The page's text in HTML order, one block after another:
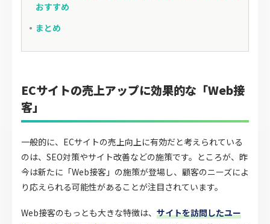
おすすめ
まとめ
ECサイトの売上アップに効果的な「Web接
客」
一般的に、ECサイトの売上向上に有効だと考えられている
のは、SEO対策やサイト改善などの施策です。ところが、昨
今は新たに「Web接客」の施策が登場し、顧客のニーズによ
り応えられる可能性があることが注目されています。
Web接客のもっとも大きな特徴は、 サイトを訪問したユー